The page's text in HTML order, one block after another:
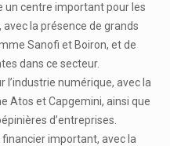
un centre important pour les
la présence de grands
Sanofi et Boiron, et de
dans ce secteur.
l’industrie numérique, avec la
Atos et Capgemini, ainsi que
d’entreprises.
financier important, avec la